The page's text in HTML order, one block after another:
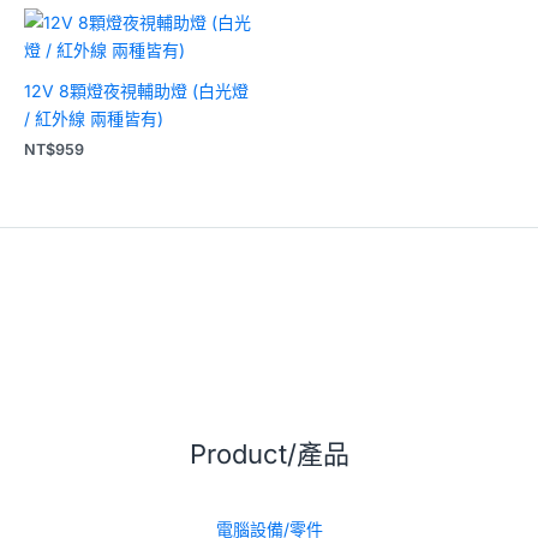
12V 8顆燈夜視輔助燈 (白光燈
/ 紅外線 兩種皆有)
NT$959
Product/產品
電腦設備/零件